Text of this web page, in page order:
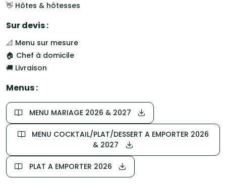
👋 Hôtes & hôtesses
Sur devis :
📐 Menu sur mesure
🏠 Chef à domicile
🚚 Livraison
Menus :
MENU MARIAGE 2026 & 2027
MENU COCKTAIL/PLAT/DESSERT A EMPORTER 2026
& 2027
PLAT A EMPORTER 2026